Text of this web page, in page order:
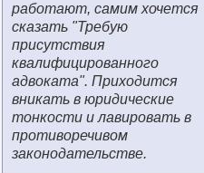
работают, самим хочется
сказать "Требую
присутствия
квалифицированного
адвоката". Приходится
вникать в юридические
тонкости и лавировать в
противоречивом
законодательстве.